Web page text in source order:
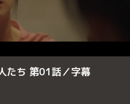
たち 第01話／字幕